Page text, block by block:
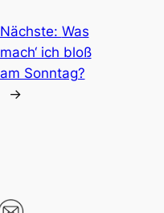
Nächste: Was
mach‘ ich bloß
am Sonntag?
→